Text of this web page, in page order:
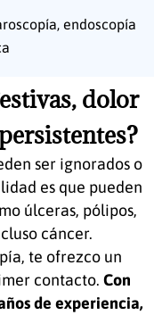
endoscopía
dolor
ser ignorados o
es que pueden
úlceras, pólipos,
cáncer.
te ofrezco un
contacto. Con
de experiencia,